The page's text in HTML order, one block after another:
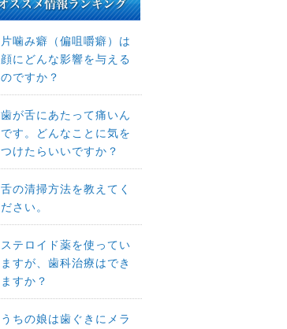
片噛み癖（偏咀嚼癖）は
顔にどんな影響を与える
のですか？
歯が舌にあたって痛いん
です。どんなことに気を
つけたらいいですか？
舌の清掃方法を教えてく
ださい。
ステロイド薬を使ってい
ますが、歯科治療はでき
ますか？
うちの娘は歯ぐきにメラ